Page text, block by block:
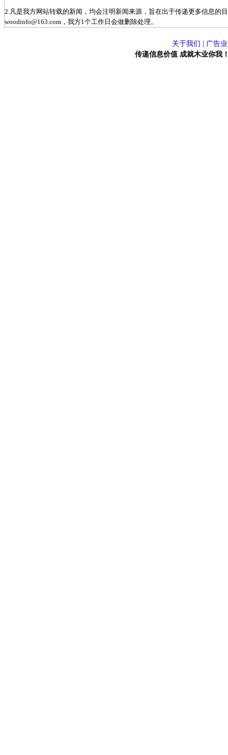
2.凡是我方网站转载的新闻，均会注明新闻来源，旨在出于传递更多信息的
woodinfo@163.com，我方1个工作日会做删除处理。
关于我们
广告
传递信息价值 成就木业你我